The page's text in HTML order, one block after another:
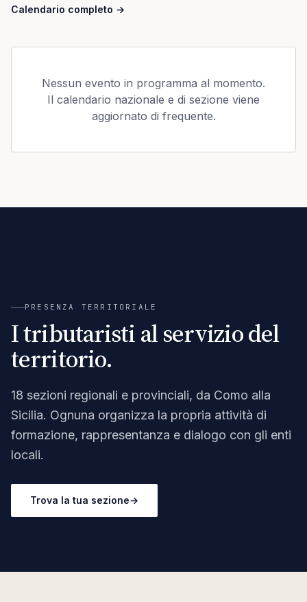
Calendario completo →
Nessun evento in programma al momento.
Il calendario nazionale e di sezione viene
aggiornato di frequente.
A
PRESENZA TERRITORIALE
I tributaristi al servizio del
territorio.
18 sezioni regionali e provinciali, da Como alla
Sicilia. Ognuna organizza la propria attività di
formazione, rappresentanza e dialogo con gli enti
locali.
Trova la tua sezione→